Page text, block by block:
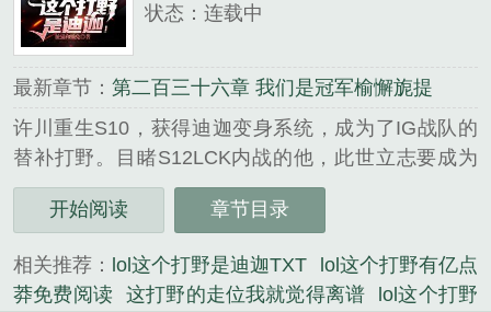
状态：连载中
最新章节： 第二百三十六章 我们是冠军榆懈旎提
许川重生S10，获得迪迦变身系统，成为了IG战队的
替补打野。目睹S12LCK内战的他，此世立志要成为
LPL的一束光，彻底击溃黑暗，建立新的王朝！“重铸
LPL荣光，我辈义不容辞！！”......
的科幻小说类小说。
开始阅读 章节目录
相关推荐： lol这个打野是迪迦TXT
lol这个打野有亿点
莽免费阅读
这打野的走位我就觉得离谱
lol这个打野